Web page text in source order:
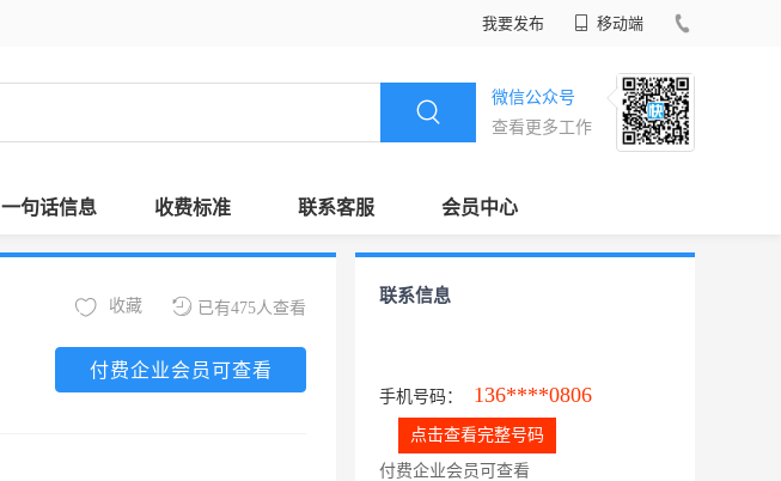
我要发布 移动端
微信公众号
查看更多工作
一句话信息 收费标准 联系客服 会员中心
已有475人查看
收藏
付费企业会员可查看
联系信息
手机号码： 136****0806
点击查看完整号码
付费企业会员可查看